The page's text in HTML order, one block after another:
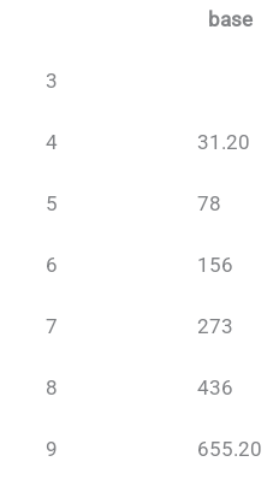
base
3
4 31.20
5 78
6 156
7 273
8 436
9 655.20